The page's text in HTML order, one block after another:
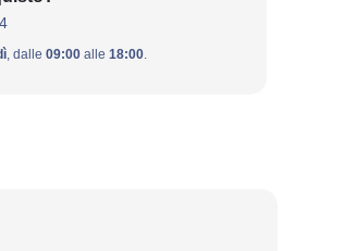
, dalle 09:00alle 18:00.